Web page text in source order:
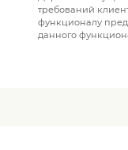
требований
функционалу
данного